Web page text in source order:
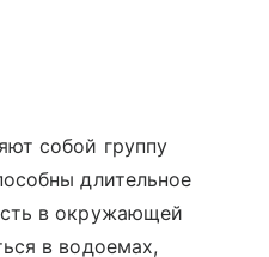
собой группу
длительное
в окружающей
в водоемах,